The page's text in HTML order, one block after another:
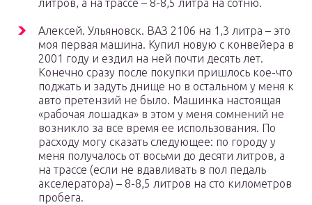
литров, а на трассе – 8-8,5 литра на сотню.
Алексей. Ульяновск. ВАЗ 2106 на 1,3 литра – это
моя первая машина. Купил новую с конвейера в
2001 году и ездил на ней почти десять лет.
Конечно сразу после покупки пришлось кое-что
поджать и задуть днище но в остальном у меня к
авто претензий не было. Машинка настоящая
«рабочая лошадка» в этом у меня сомнений не
возникло за все время ее использования. По
расходу могу сказать следующее: по городу у
меня получалось от восьми до десяти литров, а
на трассе (если не вдавливать в пол педаль
акселератора) – 8-8,5 литров на сто километров
пробега.